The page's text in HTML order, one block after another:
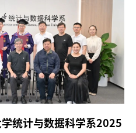
统计与数据科学系2025